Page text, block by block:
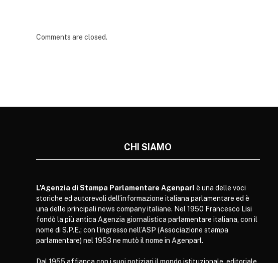
Comments are closed.
CHI SIAMO
L’Agenzia di Stampa Parlamentare Agenparl è una delle voci
storiche ed autorevoli dell’informazione italiana parlamentare ed è
una delle principali news company italiane. Nel 1950 Francesco Lisi
fondò la più antica Agenzia giornalistica parlamentare italiana, con il
nome di S.P.E.; con l’ingresso nell’ASP (Associazione stampa
parlamentare) nel 1953 ne mutò il nome in Agenparl.
Dal 1955 affianca con i suoi notiziari il mondo istituzionale, editoriale,